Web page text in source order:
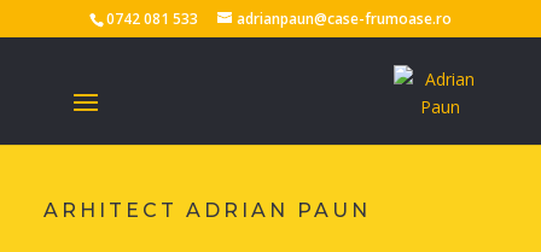
0742 081 533 adrianpaun@case-frumoase.ro
ARHITECT ADRIAN PAUN